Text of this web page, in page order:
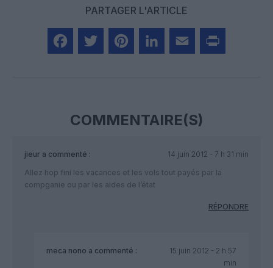
PARTAGER L'ARTICLE
COMMENTAIRE(S)
jieur a commenté :
14 juin 2012 - 7 h 31 min
Allez hop fini les vacances et les vols tout payés par la
compganie ou par les aides de l’état
RÉPONDRE
meca nono a commenté :
15 juin 2012 - 2 h 57
min